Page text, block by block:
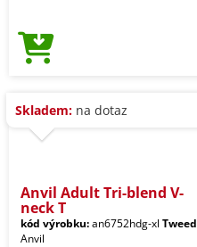
Skladem: na dotaz
Anvil Adult Tri-blend V-
neck T
kód výrobku:an6752hdg-xl Tweed
Anvil